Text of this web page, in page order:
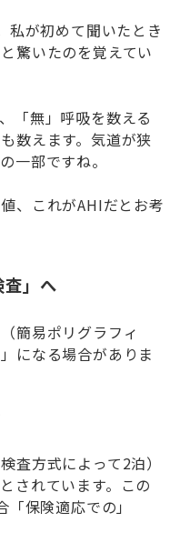
私が初めて聞いたとき
驚いたのを覚えてい
「無」呼吸を数える
数えます。気道が狭
一部ですね。
、これがAHIだとお考
」へ
簡易ポリグラフィ
になる場合がありま
査方式によって2泊）
されています。この
保険適応での」